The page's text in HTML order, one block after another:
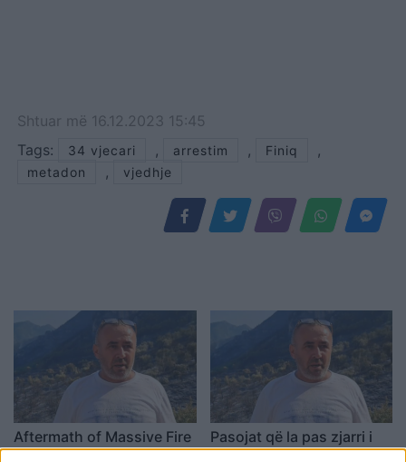
Shtuar më 16.12.2023 15:45
Tags:
34 vjecari , arrestim , Finiq ,
metadon , vjedhje
Aftermath of Massive Fire
in Krujë, Residents
Pasojat që la pas zjarri i
madh në Krujë, banorët